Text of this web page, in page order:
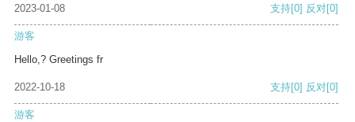
2023-01-08 支持[0] 反对[0]
游客
Hello,? Greetings fr
2022-10-18 支持[0] 反对[0]
游客